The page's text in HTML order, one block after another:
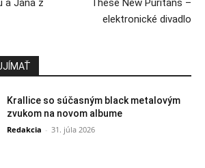
a Jána z
These New Puritans –
elektronické divadlo
Krallice so súčasným black metalovým
zvukom na novom albume
Redakcia - 31. júla 2026